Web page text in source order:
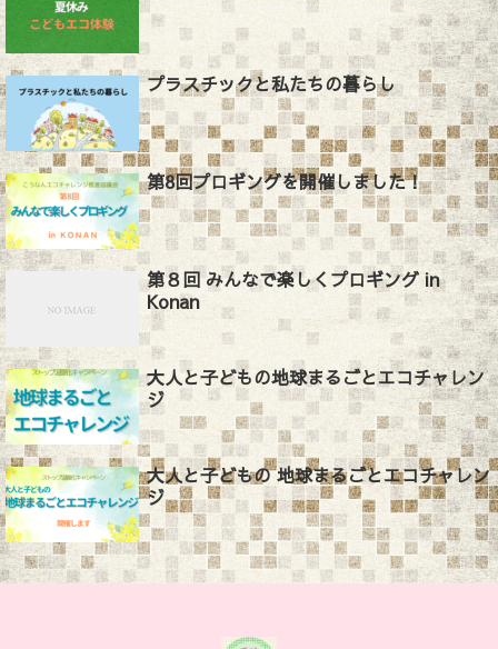
プラスチックと私たちの暮らし
第8回プロギングを開催しました！
第８回 みんなで楽しくプロギング in
Konan
大人と子どもの地球まるごとエコチャレン
ジ
大人と子どもの 地球まるごとエコチャレン
ジ